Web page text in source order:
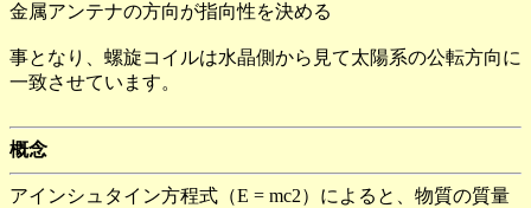
金属アンテナの方向が指向性を決める
事となり、螺旋コイルは水晶側から見て太陽系の公転方向に
一致させています。
概念
アインシュタイン方程式（E = mc2）によると、物質の質量